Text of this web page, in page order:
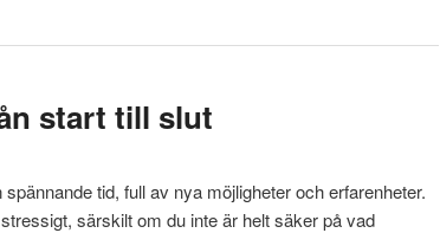
start till slut
tid, full av nya möjligheter och erfarenheter.
särskilt om du inte är helt säker på vad